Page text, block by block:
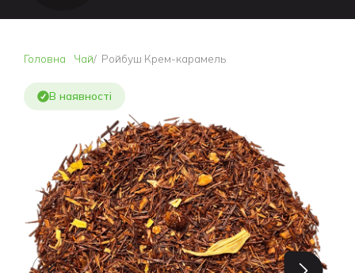
ДРОП
ОПЛАТА ТА ДОСТАВКА
НОВИНИ
АКЦІЇ
ВІДГУКИ
КОНТАКТИ
Головна Чай Ройбуш Крем-карамель
В наявності